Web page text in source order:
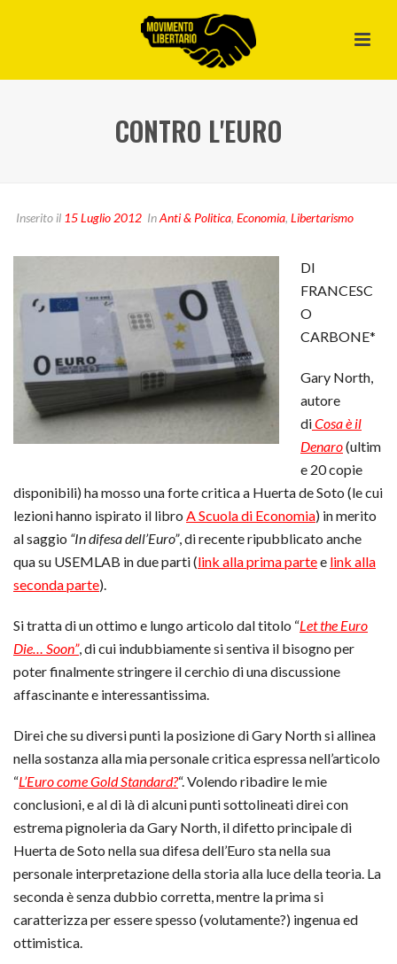
CONTRO L'EURO
Inserito il 15 Luglio 2012 InAnti & Politica, Economia, Libertarismo
DI
FRANCESC
O
CARBONE*
Gary North,
autore
diCosa è il
Denaro(ultim
e 20 copie
disponibili) ha mosso una forte critica a Huerta de Soto (le cui
lezioni hanno ispirato il libro A Scuola di Economia) in merito
al saggio “In difesa dell’Euro”, di recente ripubblicato anche
qua su USEMLAB in due parti (link alla prima partee link alla
seconda parte).
Si tratta di un ottimo e lungo articolo dal titolo “Let the Euro
Die… Soon”, di cui indubbiamente si sentiva il bisogno per
poter finalmente stringere il cerchio di una discussione
affascinante e interessantissima.
Direi che su diversi punti la posizione di Gary North si allinea
nella sostanza alla mia personale critica espressa nell’articolo
“L’Euro come Gold Standard?“. Volendo ribadire le mie
conclusioni, e al di là di alcuni punti sottolineati direi con
estrema pignoleria da Gary North, il difetto principale di
Huerta de Soto nella sua difesa dell’Euro sta nella sua
personale interpretazione della storia alla luce della teoria. La
seconda è senza dubbio corretta, mentre la prima si
caratterizza per essere spesso (volutamente?) ingenua ed
ottimistica.